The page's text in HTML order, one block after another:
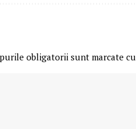
obligatorii sunt marcate cu